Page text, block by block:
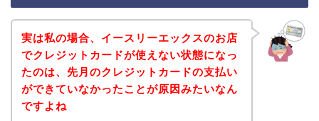
実は私の場合、イースリーエックスのお店
でクレジットカードが使えない状態になっ
たのは、先月のクレジットカードの支払い
ができていなかったことが原因みたいなん
ですよね